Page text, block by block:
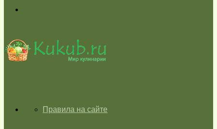
skin
ГЛАВНАЯПравила на сайте